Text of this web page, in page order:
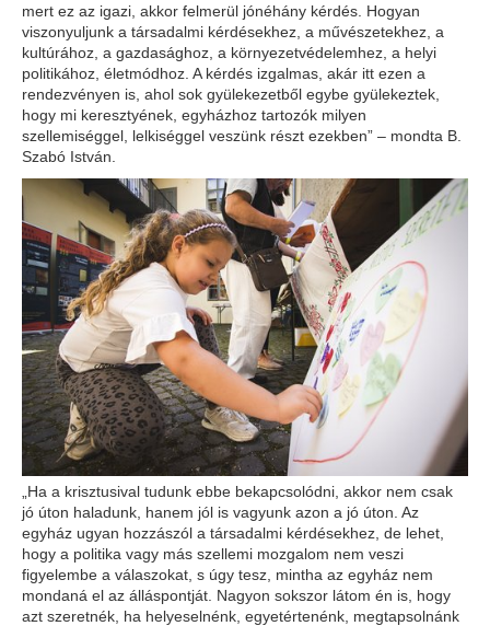
mert ez az igazi, akkor felmerül jónéhány kérdés. Hogyan
viszonyuljunk a társadalmi kérdésekhez, a művészetekhez, a
kultúrához, a gazdasághoz, a környezetvédelemhez, a helyi
politikához, életmódhoz. A kérdés izgalmas, akár itt ezen a
rendezvényen is, ahol sok gyülekezetből egybe gyülekeztek,
hogy mi keresztyének, egyházhoz tartozók milyen
szellemiséggel, lelkiséggel veszünk részt ezekben” – mondta B.
Szabó István.
„Ha a krisztusival tudunk ebbe bekapcsolódni, akkor nem csak
jó úton haladunk, hanem jól is vagyunk azon a jó úton. Az
egyház ugyan hozzászól a társadalmi kérdésekhez, de lehet,
hogy a politika vagy más szellemi mozgalom nem veszi
figyelembe a válaszokat, s úgy tesz, mintha az egyház nem
mondaná el az álláspontját. Nagyon sokszor látom én is, hogy
azt szeretnék, ha helyeselnénk, egyetértenénk, megtapsolnánk